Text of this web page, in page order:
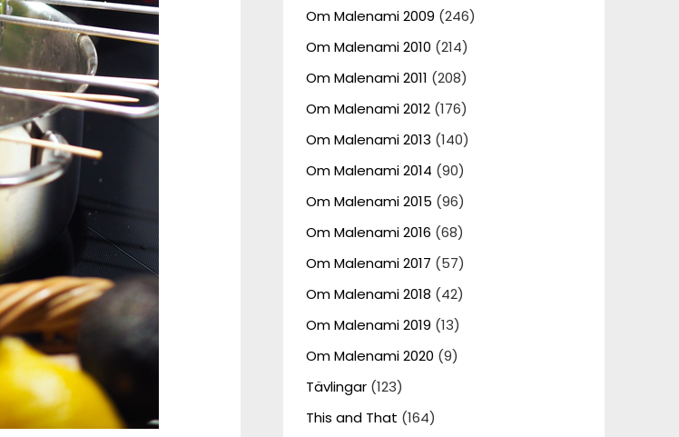
Om Malenami 2009 (246)
Om Malenami 2010 (214)
Om Malenami 2011 (208)
Om Malenami 2012(176)
Om Malenami 2013 (140)
Om Malenami 2014 (90)
Om Malenami 2015 (96)
Om Malenami 2016 (68)
Om Malenami 2017 (57)
Om Malenami 2018 (42)
Om Malenami 2019 (13)
Om Malenami 2020 (9)
Tävlingar(123)
This and That (164)